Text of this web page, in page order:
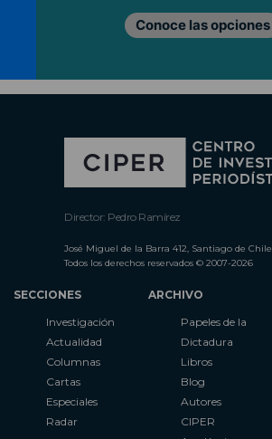
Conoce las opciones
Director: Pedro Ramírez
José Miguel de la Barra 412, Santiago de Chile
Todos los derechos reservados © 2007-2026
SECCIONES
Investigación
Actualidad
Columnas
Cartas
Especiales
Radar
ARCHIVO
Papeles de la
Dictadura
Libros
Blog
Autores
CIPER